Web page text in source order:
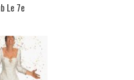
Le 7e